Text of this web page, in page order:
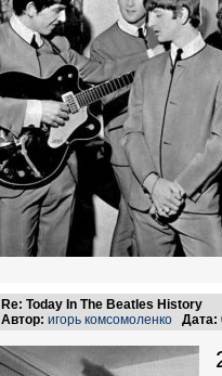
Re: Today In The Beatles History
Автор: игорь комсомоленко Дата: